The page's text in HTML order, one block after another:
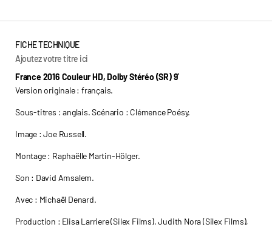
FICHE TECHNIQUE
Ajoutez votre titre ici
France 2016 Couleur HD, Dolby Stéréo (SR) 9’
Version originale : français.
Sous-titres : anglais. Scénario : Clémence Poésy.
Image : Joe Russell.
Montage : Raphaëlle Martin-Hölger.
Son : David Amsalem.
Avec : Michaël Denard.
Production : Elisa Larriere (Silex Films), Judith Nora (Silex Films),